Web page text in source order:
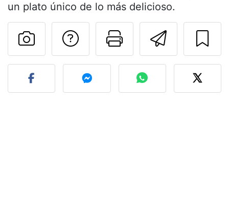
un plato único de lo más delicioso.
Imprimir
Preguntar al autor
Publicar la foto de esta